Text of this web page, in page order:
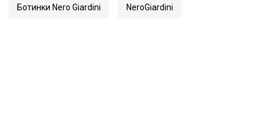
Ботинки Nero Giardini NeroGiardini